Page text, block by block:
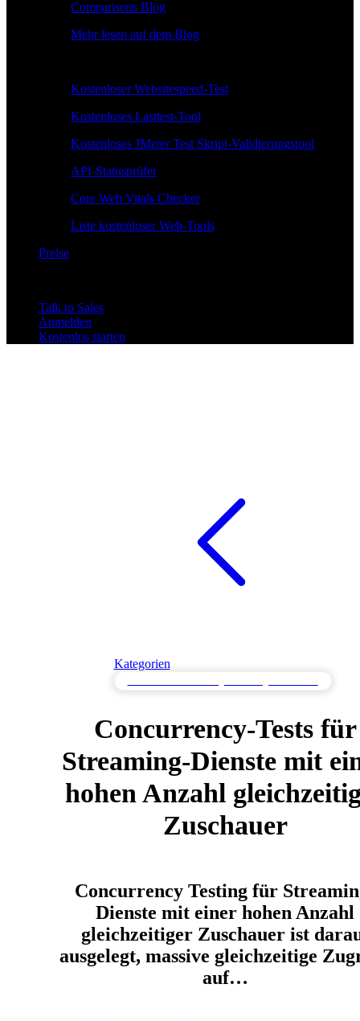
Comparisons Blog
Mehr lesen auf dem Blog
Kostenloser Websitespeed-Test
Kostenloses Lasttest-Tool
Kostenloses JMeter Test Skript-Validierungstool
API-Statusprüfer
Core Web Vitals Checker
Liste kostenloser Web-Tools
Preise
Talk to Sales
Anmelden
Kostenlos starten
Kategorien
Concurrency-Tests für
Streaming-Dienste mit
hohen Anzahl
Zuschauer
Concurrency Testing für
Dienste mit einer hohen Anzahl
gleichzeitiger Zuschauer ist
ausgelegt, massive gleichzeitige
auf…